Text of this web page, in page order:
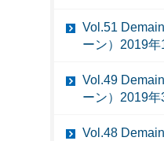
Vol.51
ーン）2019年
Vol.49
ーン）2019年
Vol.48